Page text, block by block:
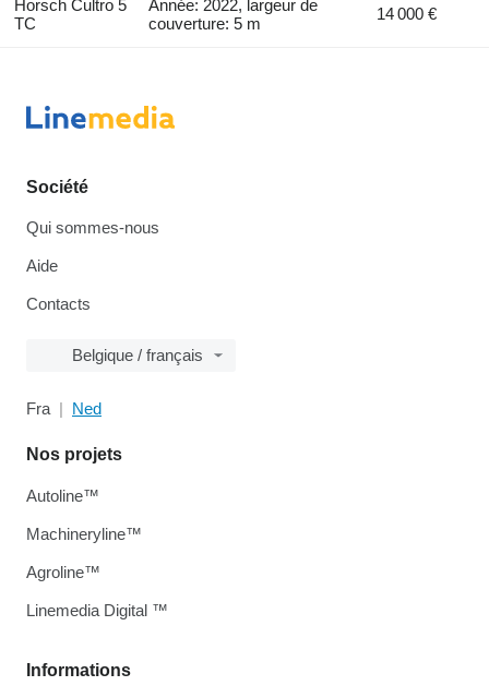
Horsch Cultro 5
TC
Année: 2022, largeur de
couverture: 5 m
14 000 €
Société
Qui sommes-nous
Aide
Contacts
Belgique / français
Fra Ned
Informations
Nos projets
Autoline™
Machineryline™
Agroline™
Linemedia Digital ™